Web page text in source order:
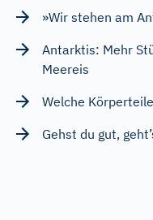
»Wir stehen am
Antarktis: Mehr
Meereis
Welche
Gehst du gut,